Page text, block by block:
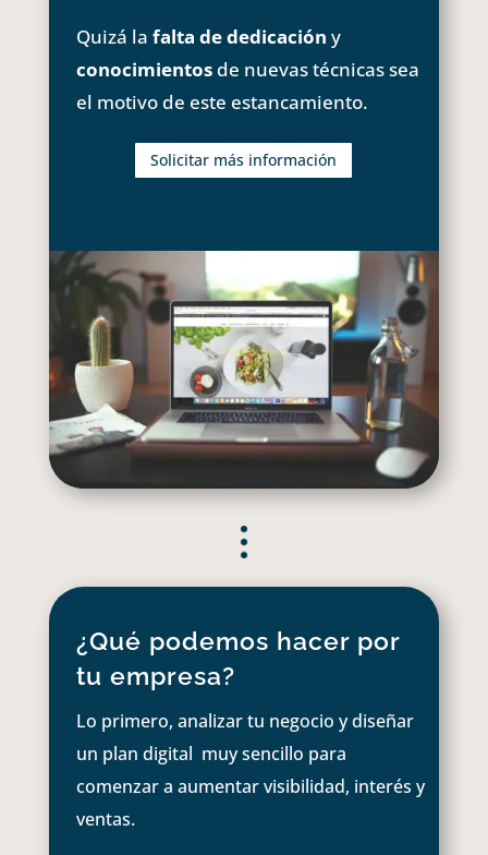
Quizá la falta de dedicación y
conocimientosde nuevas técnicas sea
el motivo de este estancamiento.
Solicitar más información
¿Qué podemos hacer por
tu empresa?
Lo primero, analizar tu negocio y diseñar
un plan digital muy sencillo para
comenzar a aumentar visibilidad, interés y
ventas.